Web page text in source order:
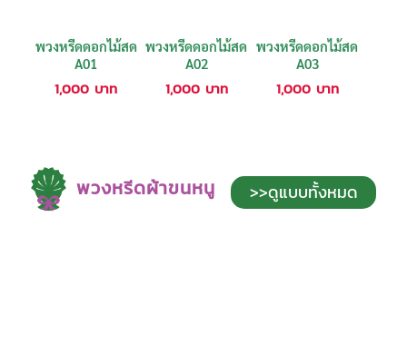
พวงหรีดดอกไม้สด
A01
1,000 บาท
พวงหรีดดอกไม้สด
A02
1,000 บาท
พวงหรีดดอกไม้สด
A03
1,000 บาท
พวงหรีดผ้าขนหนู >>ดูแบบทั้งหมด